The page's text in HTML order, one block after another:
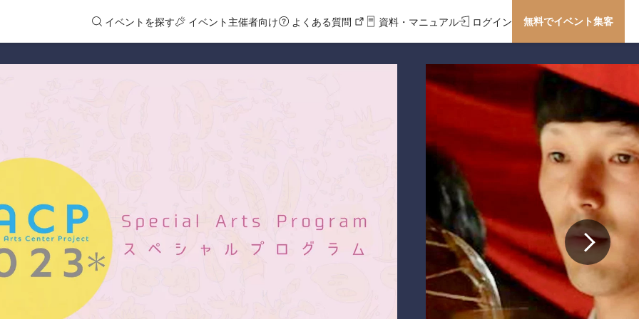
イベントを探す イベント主催者向け よくある質問 資料・マニュアル ログイン 無料でイベント集客